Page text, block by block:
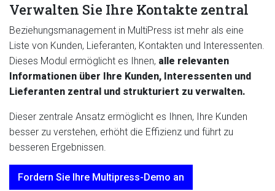
Verwalten Sie Ihre Kontakte zentral
Beziehungsmanagement in MultiPress ist mehr als eine
Liste von Kunden, Lieferanten, Kontakten und Interessenten.
Dieses Modul ermöglicht es Ihnen, alle relevanten
Informationen über Ihre Kunden, Interessenten und
Lieferanten zentral und strukturiert zu verwalten.
Dieser zentrale Ansatz ermöglicht es Ihnen, Ihre Kunden
besser zu verstehen, erhöht die Effizienz und führt zu
besseren Ergebnissen.
Fordern Sie Ihre Multipress-Demo an